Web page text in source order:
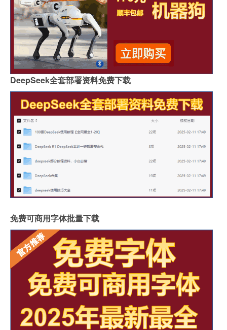
DeepSeek全套部署资料免费下载
免费可商用字体批量下载